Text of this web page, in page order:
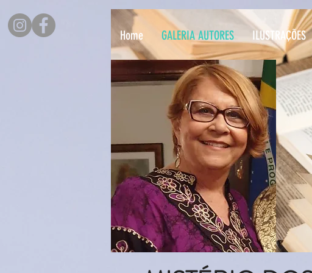
Home GALERIA AUTORES ILUSTRAÇÕES